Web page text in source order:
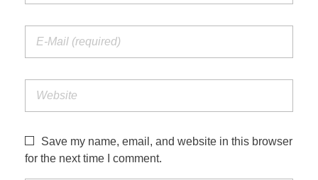
Save my name, email, and website in this browser
for the next time I comment.